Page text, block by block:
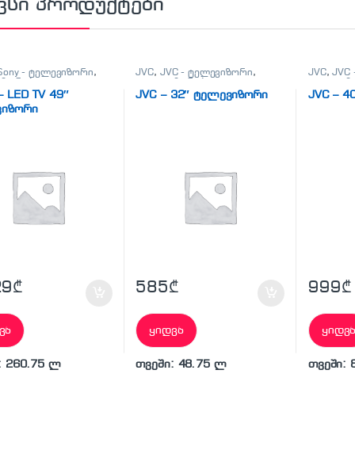
პროდუქტები
- ტელევიზორი,
პლანშეტები,
LED TV 49″
₾
260.75 ლ
JVC, JVC - ტელევიზორი,
ტელეფონები, პლანშეტები,
აქსესუარები,ტელევიზორი
JVC – 32″ ტელევიზორი
585₾
ყიდვა
თვეში: 48.75 ლ
JVC,JVC
JVC –
999₾
თვეში: